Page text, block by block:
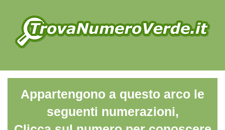
Appartengono a questo arco le
seguenti numerazioni,